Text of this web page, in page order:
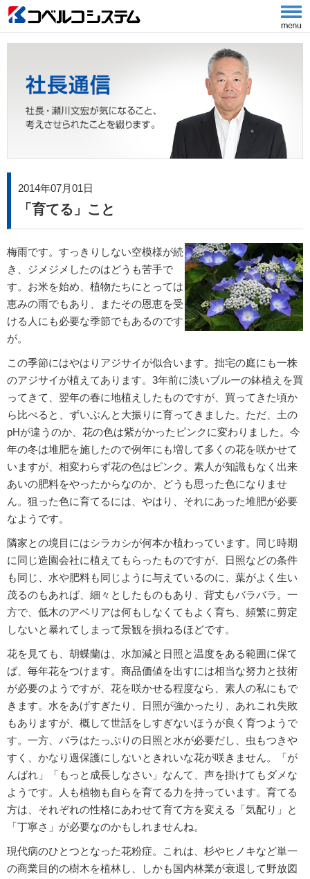
2014年07月01日
「育てる」こと
梅雨です。すっきりしない空模様が続
き、ジメジメしたのはどうも苦手で
す。お米を始め、植物たちにとっては
恵みの雨でもあり、またその恩恵を受
ける人にも必要な季節でもあるのです
が。
この季節にはやはりアジサイが似合います。拙宅の庭にも一株
のアジサイが植えてあります。3年前に淡いブルーの鉢植えを買
ってきて、翌年の春に地植えしたものですが、買ってきた頃か
ら比べると、ずいぶんと大振りに育ってきました。ただ、土の
pHが違うのか、花の色は紫がかったピンクに変わりました。今
年の冬は堆肥を施したので例年にも増して多くの花を咲かせて
いますが、相変わらず花の色はピンク。素人が知識もなく出来
あいの肥料をやったからなのか、どうも思った色になりませ
ん。狙った色に育てるには、やはり、それにあった堆肥が必要
なようです。
隣家との境目にはシラカシが何本か植わっています。同じ時期
に同じ造園会社に植えてもらったものですが、日照などの条件
も同じ、水や肥料も同じように与えているのに、葉がよく生い
茂るのもあれば、細々としたものもあり、背丈もバラバラ。一
方で、低木のアベリアは何もしなくてもよく育ち、頻繁に剪定
しないと暴れてしまって景観を損ねるほどです。
花を見ても、胡蝶蘭は、水加減と日照と温度をある範囲に保て
ば、毎年花をつけます。商品価値を出すには相当な努力と技術
が必要のようですが、花を咲かせる程度なら、素人の私にもで
きます。水をあげすぎたり、日照が強かったり、あれこれ失敗
もありますが、概して世話をしすぎないほうが良く育つようで
す。一方、バラはたっぷりの日照と水が必要だし、虫もつきや
すく、かなり過保護にしないときれいな花が咲きません。「が
んばれ」「もっと成長しなさい」なんて、声を掛けてもダメな
ようです。人も植物も自らを育てる力を持っています。育てる
方は、それぞれの性格にあわせて育て方を変える「気配り」と
「丁寧さ」が必要なのかもしれませんね。
現代病のひとつとなった花粉症。これは、杉やヒノキなど単一
の商業目的の樹木を植林し、しかも国内林業が衰退して野放図